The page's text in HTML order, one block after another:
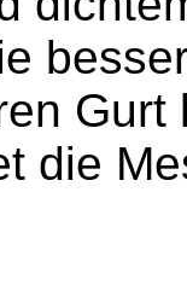
die